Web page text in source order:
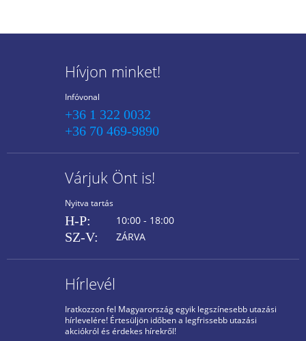
Hívjon minket!
Infóvonal
+36 1 322 0032
+36 70 469-9890
Várjuk Önt is!
Nyitva tartás
H-P: 10:00 - 18:00
SZ-V: ZÁRVA
Hírlevél
Iratkozzon fel Magyarország egyik legszínesebb utazási
hírlevelére! Értesüljön időben a legfrissebb utazási
akciókról és érdekes hírekről!